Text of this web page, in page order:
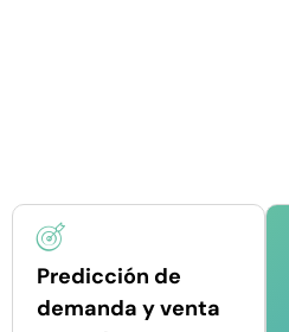
Predicción de
demanda y venta